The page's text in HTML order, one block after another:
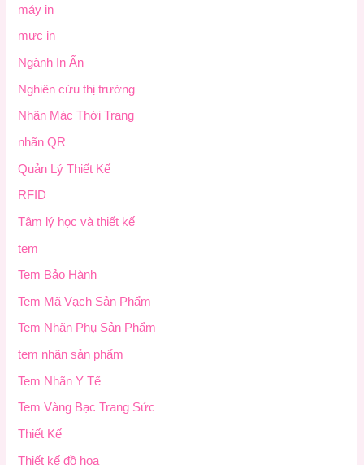
máy in
mực in
Ngành In Ấn
Nghiên cứu thị trường
Nhãn Mác Thời Trang
nhãn QR
Quản Lý Thiết Kế
RFID
Tâm lý học và thiết kế
tem
Tem Bảo Hành
Tem Mã Vạch Sản Phẩm
Tem Nhãn Phụ Sản Phẩm
tem nhãn sản phẩm
Tem Nhãn Y Tế
Tem Vàng Bạc Trang Sức
Thiết Kế
Thiết kế đồ họa